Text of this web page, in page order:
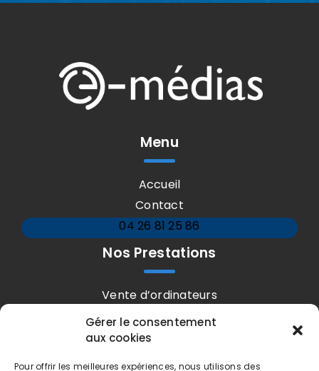
Gérer le consentement
aux cookies
Pour offrir les meilleures expériences, nous utilisons des
Menu
Accueil
Contact
04 26 81 25 86
Nos Prestations
Vente d’ordinateurs
Vente d’accessoires informatiques
Dépannage et maintenance informatique
Réparation d’ordinateur, téléphone et tablette